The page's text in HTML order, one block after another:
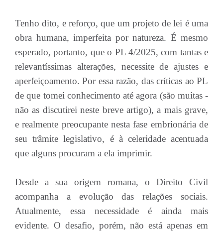
Tenho dito, e reforço, que um projeto de lei é uma
obra humana, imperfeita por natureza. É mesmo
esperado, portanto, que o PL 4/2025, com tantas e
relevantíssimas alterações, necessite de ajustes e
aperfeiçoamento. Por essa razão, das críticas ao PL
de que tomei conhecimento até agora (são muitas -
não as discutirei neste breve artigo), a mais grave,
e realmente preocupante nesta fase embrionária de
seu trâmite legislativo, é à celeridade acentuada
que alguns procuram a ela imprimir.
Desde a sua origem romana, o Direito Civil
acompanha a evolução das relações sociais.
Atualmente, essa necessidade é ainda mais
evidente. O desafio, porém, não está apenas em